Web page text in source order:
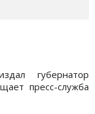
губернатор
пресс-служба